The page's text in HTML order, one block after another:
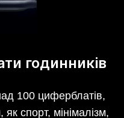
годинників
100 циферблатів,
спорт, мінімалізм,